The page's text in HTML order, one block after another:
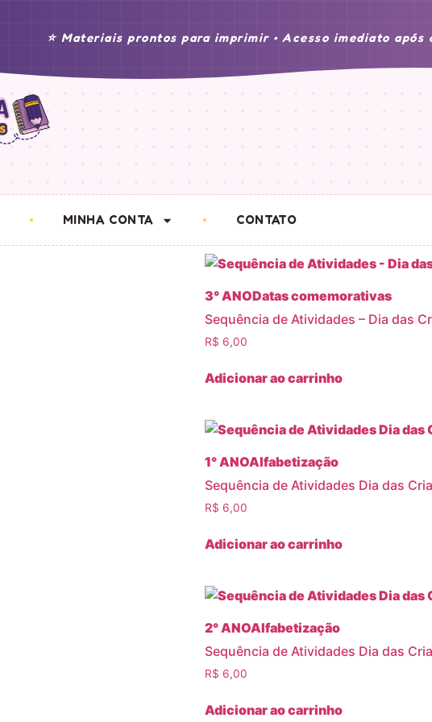
⭐ Materiais prontos para imprimir • Acesso imediato após
MINHA CONTA CONTATO
3° ANODatas comemorativas
Sequência de Atividades – Dia das
R$ 6,00
Adicionar ao carrinho
1° ANOAlfabetização
Sequência de Atividades Dia das
R$ 6,00
Adicionar ao carrinho
2° ANOAlfabetização
Sequência de Atividades Dia das
R$ 6,00
Adicionar ao carrinho